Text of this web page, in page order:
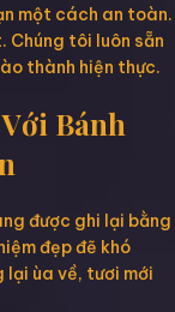
một cách an toàn.
Chúng tôi luôn sẵn
thành hiện thực.
Bánh
được ghi lại bằng
đẹp đẽ khó
lại ùa về, tươi mới